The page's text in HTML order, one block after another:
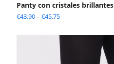
Panty con cristales brillantes
€43.90– €45.75